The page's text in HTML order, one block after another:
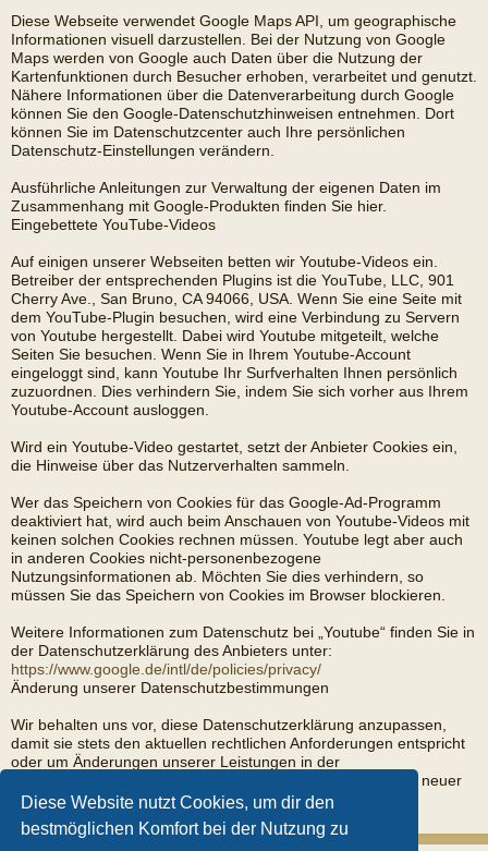
Diese Website nutzt Cookies, um dir den
bestmöglichen Komfort bei der Nutzung zu
Diese Webseite verwendet Google Maps API, um geographische
Informationen visuell darzustellen. Bei der Nutzung von Google
Maps werden von Google auch Daten über die Nutzung der
Kartenfunktionen durch Besucher erhoben, verarbeitet und genutzt.
Nähere Informationen über die Datenverarbeitung durch Google
können Sie den Google-Datenschutzhinweisen entnehmen. Dort
können Sie im Datenschutzcenter auch Ihre persönlichen
Datenschutz-Einstellungen verändern.
Ausführliche Anleitungen zur Verwaltung der eigenen Daten im
Zusammenhang mit Google-Produkten finden Sie hier.
Eingebettete YouTube-Videos
Auf einigen unserer Webseiten betten wir Youtube-Videos ein.
Betreiber der entsprechenden Plugins ist die YouTube, LLC, 901
Cherry Ave., San Bruno, CA 94066, USA. Wenn Sie eine Seite mit
dem YouTube-Plugin besuchen, wird eine Verbindung zu Servern
von Youtube hergestellt. Dabei wird Youtube mitgeteilt, welche
Seiten Sie besuchen. Wenn Sie in Ihrem Youtube-Account
eingeloggt sind, kann Youtube Ihr Surfverhalten Ihnen persönlich
zuzuordnen. Dies verhindern Sie, indem Sie sich vorher aus Ihrem
Youtube-Account ausloggen.
Wird ein Youtube-Video gestartet, setzt der Anbieter Cookies ein,
die Hinweise über das Nutzerverhalten sammeln.
Wer das Speichern von Cookies für das Google-Ad-Programm
deaktiviert hat, wird auch beim Anschauen von Youtube-Videos mit
keinen solchen Cookies rechnen müssen. Youtube legt aber auch
in anderen Cookies nicht-personenbezogene
Nutzungsinformationen ab. Möchten Sie dies verhindern, so
müssen Sie das Speichern von Cookies im Browser blockieren.
Weitere Informationen zum Datenschutz bei „Youtube“ finden Sie in
der Datenschutzerklärung des Anbieters unter:
https://www.google.de/intl/de/policies/privacy/
Änderung unserer Datenschutzbestimmungen
Wir behalten uns vor, diese Datenschutzerklärung anzupassen,
damit sie stets den aktuellen rechtlichen Anforderungen entspricht
oder um Änderungen unserer Leistungen in der
Datenschutzerklärung umzusetzen, z.B. bei der Einführung neuer
Services. Für Ihren erneuten Besuch gilt dann die neue
Datenschutzerklärung.